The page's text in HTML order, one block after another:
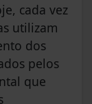
cada vez
utilizam
dos
pelos
que